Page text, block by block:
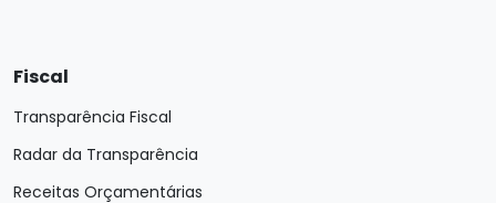
Fiscal
Transparência Fiscal
Radar da Transparência
Receitas Orçamentárias